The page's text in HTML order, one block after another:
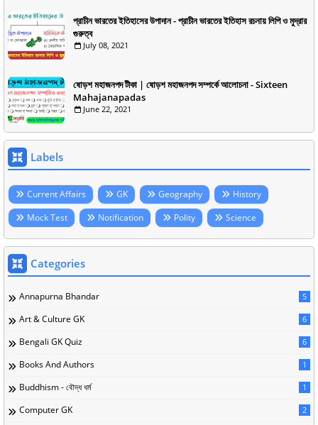
প্রাচীন ভারতের ইতিহাসের উপাদান - প্রাচীন ভারতের ইতিহাস রচনায় লিপি ও মুদ্রার
গুরুত্ব
July 08, 2021
ষোড়শ মহাজনপদ টীকা | ষোড়শ মহাজনপদ সম্পর্কে আলোচনা - Sixteen
Mahajanapadas
June 22, 2021
Labels
Current Affairs GK Geography
History
Mock Test
Notification Polity Science
Categories
Annapurna Bhandar 5
Art & Culture GK 6
Bengali GK Quiz 6
Books And Authors 1
Buddhism - বৌদ্ধ ধর্ম 1
Computer GK 2